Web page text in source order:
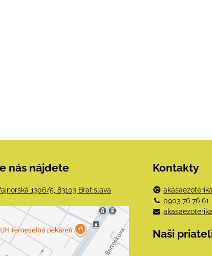
nás nájdete
1306/5, 83103 Bratislava
Externý obsah je
blokovaný Voľbami
Kontakty
0903 76 76 61
Naši